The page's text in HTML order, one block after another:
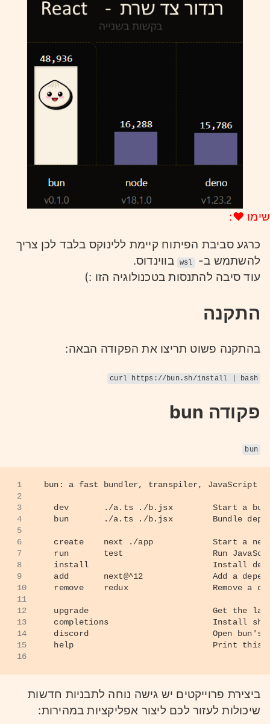
שימו ❤:
כרגע סביבת הפיתוח קיימת ללינוקס בלבד לכן צריך
להשתמש ב- wsl בווינדוס.
עוד סיבה להתנסות בטכנולוגיה הזו :)
התקנה
בהתקנה פשוט תריצו את הפקודה הבאה:
curl https://bun.sh/install | bash
פקודה bun
bun
1
2
3
4
5
6
7
8
9
10
11
12
13
14
15
16
bun: a fast bundler, transpiler, JavaScript
dev       ./a.ts ./b.jsx        Start a bun
bun       ./a.ts ./b.jsx        Bundle
create    next ./app            Start a
run       test                  Run
install                         Install
add       next@^12              Add a
remove    redux                 Remove a
upgrade                         Get the
completions                     Install
discord                         Open bun's
help                            Print this
ביצירת פרוייקטים יש גישה נוחה לתבניות חדשות
שיכולות לעזור לכם ליצור אפליקציות במהירות: